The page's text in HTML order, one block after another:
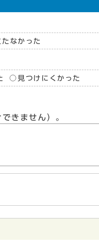
なかった
見つけにくかった
きません）。